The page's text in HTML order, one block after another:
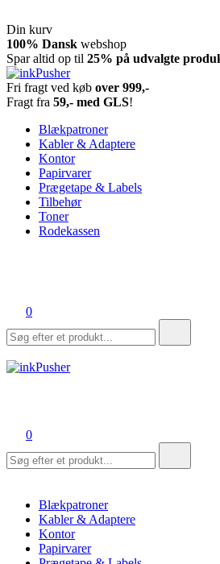
Din kurv
Spring
til
indhold
100% Dansk webshop
Spar altid op til 25% på udvalgte
inkPusher
Leverandør af blækpatroner, kontor
Fri fragt ved køb over 999,-
Fragt fra 59,- med GLS!
Blækpatroner
Kabler & Adaptere
Kontor
Papirvarer
Prægetape & Labels
Tilbehør
Toner
Rodekassen
0
efter:
0
efter:
Blækpatroner
Kabler & Adaptere
Kontor
Papirvarer